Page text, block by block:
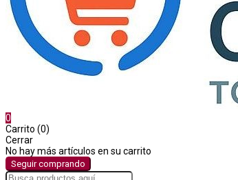
0
Carrito (0)
Cerrar
No hay más artículos en su carrito
Seguir comprando